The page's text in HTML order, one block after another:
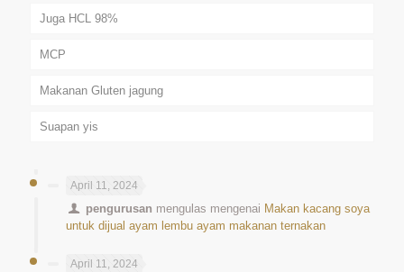
Juga HCL 98%
MCP
Makanan Gluten jagung
Suapan yis
April 11, 2024
pengurusan mengulas mengenai Makan kacang soya
untuk dijual ayam lembu ayam makanan ternakan
April 11, 2024